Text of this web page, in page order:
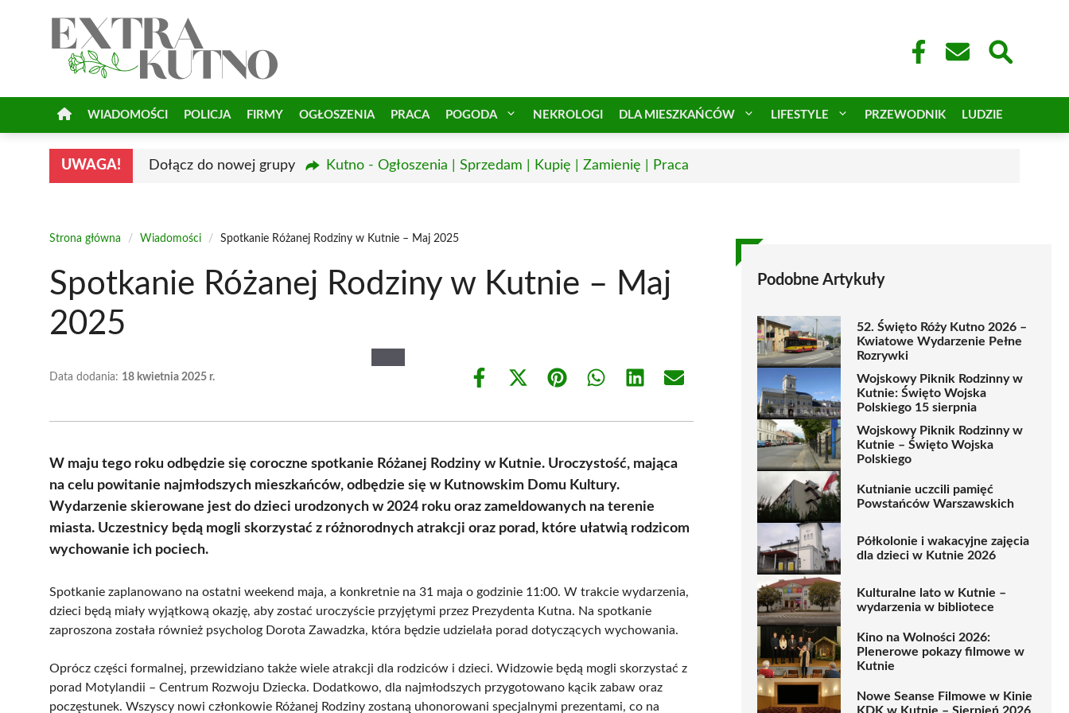
WIADOMOŚCI POLICJA FIRMY OGŁOSZENIA PRACA POGODA NEKROLOGI DLA MIESZKAŃCÓW LIFESTYLE PRZEWODNIK LUDZIE
UWAGA! Dołącz do nowej grupy Kutno - Ogłoszenia | Sprzedam | Kupię | Zamienię | Praca
Strona główna / Wiadomości / Spotkanie Różanej Rodziny w Kutnie – Maj 2025
Spotkanie Różanej Rodziny w Kutnie – Maj
2025
Data dodania: 18 kwietnia 2025 r.
Share
Share
(Twitter)
Share Share Share Share
W maju tego roku odbędzie się coroczne spotkanie Różanej Rodziny w Kutnie. Uroczystość, mająca
na celu powitanie najmłodszych mieszkańców, odbędzie się w Kutnowskim Domu Kultury.
Wydarzenie skierowane jest do dzieci urodzonych w 2024 roku oraz zameldowanych na terenie
miasta. Uczestnicy będą mogli skorzystać z różnorodnych atrakcji oraz porad, które ułatwią rodzicom
wychowanie ich pociech.
Spotkanie zaplanowano na ostatni weekend maja, a konkretnie na 31 maja o godzinie 11:00. W trakcie wydarzenia,
dzieci będą miały wyjątkową okazję, aby zostać uroczyście przyjętymi przez Prezydenta Kutna. Na spotkanie
zaproszona została również psycholog Dorota Zawadzka, która będzie udzielała porad dotyczących wychowania.
Oprócz części formalnej, przewidziano także wiele atrakcji dla rodziców i dzieci. Widzowie będą mogli skorzystać z
porad Motylandii – Centrum Rozwoju Dziecka. Dodatkowo, dla najmłodszych przygotowano kącik zabaw oraz
poczęstunek. Wszyscy nowi członkowie Różanej Rodziny zostaną uhonorowani specjalnymi prezentami, co na
Podobne Artykuły
52. Święto Róży Kutno 2026 –
Kwiatowe Wydarzenie Pełne
Rozrywki
Wojskowy Piknik Rodzinny w
Kutnie: Święto Wojska
Polskiego 15 sierpnia
Wojskowy Piknik Rodzinny w
Kutnie – Święto Wojska
Polskiego
Kutnianie uczcili pamięć
Powstańców Warszawskich
Półkolonie i wakacyjne zajęcia
dla dzieci w Kutnie 2026
Kulturalne lato w Kutnie –
wydarzenia w bibliotece
Kino na Wolności 2026:
Plenerowe pokazy filmowe w
Kutnie
Nowe Seanse Filmowe w Kinie